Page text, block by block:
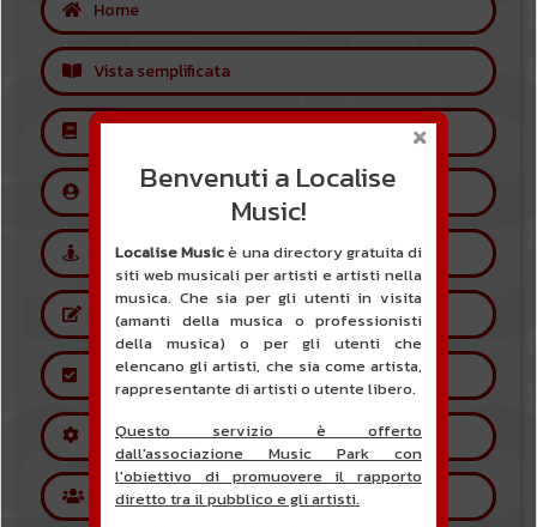
Home
Vista semplificata
Glossario
Creare un account utente libero
Creare un account artista
Riferire un artista
Convalida l'account dell'artista
Come funziona il sito
Forum
Benvenuti a Localise
Music!
Localise Musicè una directory gratuita di
siti web musicali per artisti e artisti nella
musica. Che sia per gli utenti in visita
(amanti della musica o professionisti
della musica) o per gli utenti che
elencano gli artisti, che sia come artista,
rappresentante di artisti o utente libero.
Questo servizio è offerto
dall'associazione Music Park con
l'obiettivo di promuovere il rapporto
diretto tra il pubblico e gli artisti.